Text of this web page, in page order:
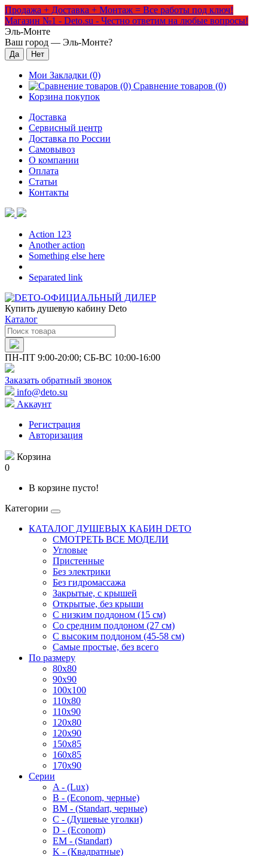
Продажа + Доставка + Монтаж = Все работы под ключ!
Магазин №1 - Deto.su - Честно ответим на любые вопросы!
Эль-Монте
Ваш город — Эль-Монте?
Мои Закладки (0)
Сравнение товаров (0)
Корзина покупок
Доставка
Сервисный центр
Доставка по России
Самовывоз
О компании
Оплата
Статьи
Контакты
Action 123
Another action
Something else here
Separated link
Купить душевую кабину Deto
Каталог
ПН-ПТ 9:00-20:00; СБ-ВС 10:00-16:00
Заказать обратный звонок
info@deto.su
Аккаунт
Регистрация
Авторизация
Корзина
0
В корзине пусто!
Категории
КАТАЛОГ ДУШЕВЫХ КАБИН DETO
СМОТРЕТЬ ВСЕ МОДЕЛИ
Угловые
Пристенные
Без электрики
Без гидромассажа
Закрытые, с крышей
Открытые, без крыши
С низким поддоном (15 см)
Со средним поддоном (27 см)
С высоким поддоном (45-58 см)
Самые простые, без всего
По размеру
80x80
90x90
100x100
110x80
110x90
120x80
120x90
150x85
160x85
170x90
Серии
A - (Lux)
B - (Econom, черные)
BM - (Standart, черные)
C - (Душевые уголки)
D - (Econom)
EM - (Standart)
K - (Квадратные)